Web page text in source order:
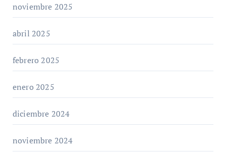
noviembre 2025
abril 2025
febrero 2025
enero 2025
diciembre 2024
noviembre 2024